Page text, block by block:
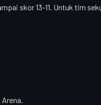
skor 13-11. Untuk tim